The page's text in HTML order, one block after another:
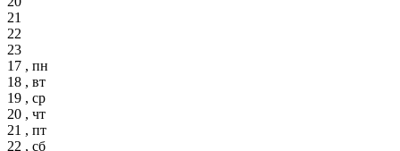
21
22
23
17 , пн
18 , вт
19 , ср
20 , чт
21 , пт
22 , сб